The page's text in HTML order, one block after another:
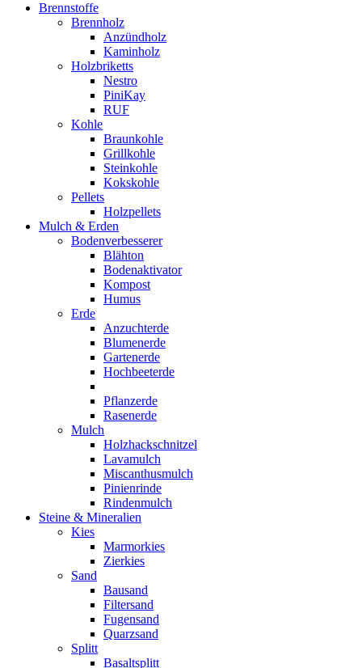
Brennstoffe
Brennholz
Anzündholz
Kaminholz
Holzbriketts
Nestro
PiniKay
RUF
Kohle
Braunkohle
Grillkohle
Steinkohle
Kokskohle
Pellets
Holzpellets
Mulch & Erden
Bodenverbesserer
Blähton
Bodenaktivator
Kompost
Humus
Erde
Anzuchterde
Blumenerde
Gartenerde
Hochbeeterde
Pflanzerde
Rasenerde
Mulch
Holzhackschnitzel
Lavamulch
Miscanthusmulch
Pinienrinde
Rindenmulch
Steine & Mineralien
Kies
Marmorkies
Zierkies
Sand
Bausand
Filtersand
Fugensand
Quarzsand
Splitt
Basaltsplitt